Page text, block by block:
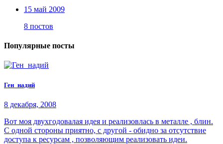
15 май 2009
8 постов
Популярные посты
Ген_надий
8 декабря, 2008
Вот моя двухгодовалая идея и реализовлась в металле , блин.
С одной стороны приятно, с другой - обидно за отсутствие
доступа к ресурсам , позволяющим реализовать идеи.